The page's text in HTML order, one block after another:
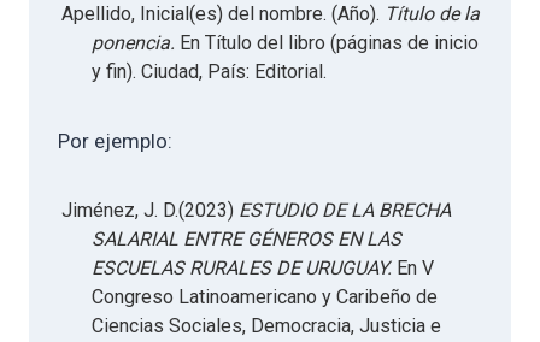
Apellido, Inicial(es) del nombre. (Año). Título de la
ponencia. En Título del libro (páginas de inicio
y fin). Ciudad, País: Editorial.
Por ejemplo:
Jiménez, J. D.(2023) ESTUDIO DE LA BRECHA
SALARIAL ENTRE GÉNEROS EN LAS
ESCUELAS RURALES DE URUGUAY. En V
Congreso Latinoamericano y Caribeño de
Ciencias Sociales, Democracia, Justicia e